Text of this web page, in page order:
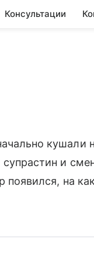
Консультации
кушали
и
появился, на